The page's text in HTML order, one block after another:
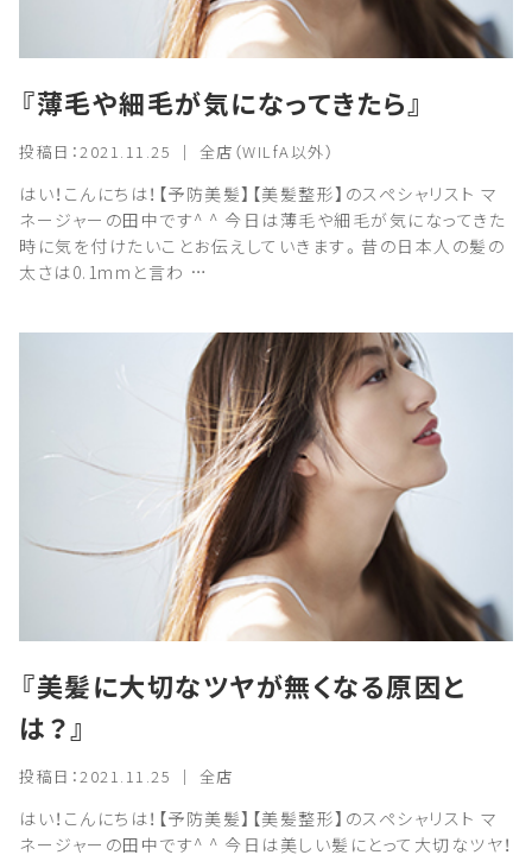
『薄毛や細毛が気になってきたら』
投稿日：2021.11.25 ｜ 全店（WILfA以外）
はい！こんにちは！【予防美髪】【美髪整形】のスペシャリスト マ
ネージャーの田中です^ ^ 今日は薄毛や細毛が気になってきた
時に気を付けたいことお伝えしていきます。昔の日本人の髪の
太さは0.1mmと言わ …
『美髪に大切なツヤが無くなる原因と
は？』
投稿日：2021.11.25 ｜ 全店
はい！こんにちは！【予防美髪】【美髪整形】のスペシャリスト マ
ネージャーの田中です^ ^ 今日は美しい髪にとって大切なツヤ！